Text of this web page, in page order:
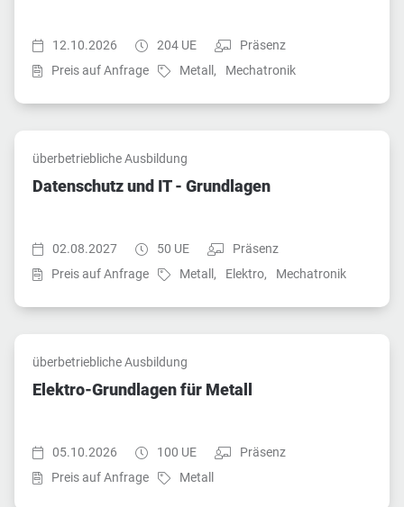
Startzeit:
12.10.2026 Dauer:
204 UE Teilnahmeart:
Präsenz
Preis auf Anfrage
Fach:
Metall, Fach:
Mechatronik
überbetriebliche Ausbildung
Datenschutz und IT - Grundlagen
Startzeit:
02.08.2027 Dauer:
50 UE Teilnahmeart:
Präsenz
Preis auf Anfrage
Fach:
Metall, Fach:
Elektro, Fach:
Mechatronik
überbetriebliche Ausbildung
Elektro-Grundlagen für Metall
Startzeit:
05.10.2026 Dauer:
100 UE Teilnahmeart:
Präsenz
Preis auf Anfrage
Fach:
Metall